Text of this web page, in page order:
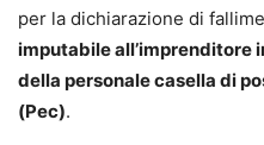
per la dichiarazione di
imputabile all’imprenditore
della personale casella di
(Pec).